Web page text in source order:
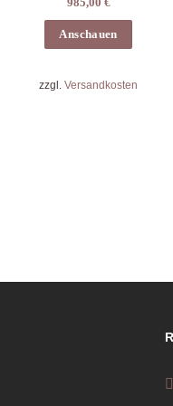
Anschauen
zzgl.Versandkosten